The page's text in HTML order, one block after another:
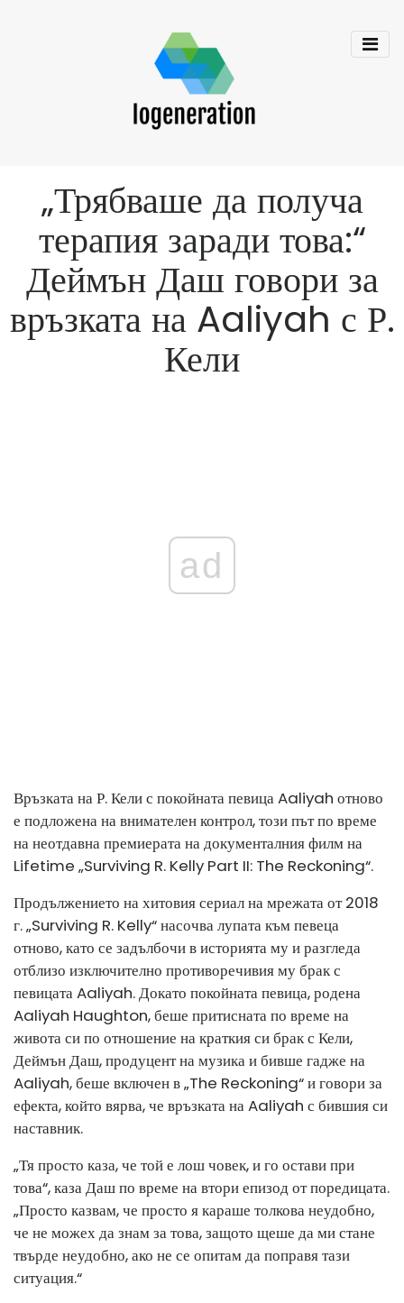
„Трябваше да получа
терапия заради това:“
Деймън Даш говори за
връзката на Aaliyah с Р.
Кели
ad
Връзката на Р. Кели с покойната певица Aaliyah отново
е подложена на внимателен контрол, този път по време
на неотдавна премиерата на документалния филм на
Lifetime „Surviving R. Kelly Part II: The Reckoning“.
Продължението на хитовия сериал на мрежата от 2018
г. „Surviving R. Kelly“ насочва лупата към певеца
отново, като се задълбочи в историята му и разгледа
отблизо изключително противоречивия му брак с
певицата Aaliyah. Докато покойната певица, родена
Aaliyah Haughton, беше притисната по време на
живота си по отношение на краткия си брак с Кели,
Деймън Даш, продуцент на музика и бивше гадже на
Aaliyah, беше включен в „The Reckoning“ и говори за
ефекта, който вярва, че връзката на Aaliyah с бившия си
наставник.
„Тя просто каза, че той е лош човек, и го остави при
това“, каза Даш по време на втори епизод от поредицата.
„Просто казвам, че просто я караше толкова неудобно,
че не можех да знам за това, защото щеше да ми стане
твърде неудобно, ако не се опитам да поправя тази
ситуация.“